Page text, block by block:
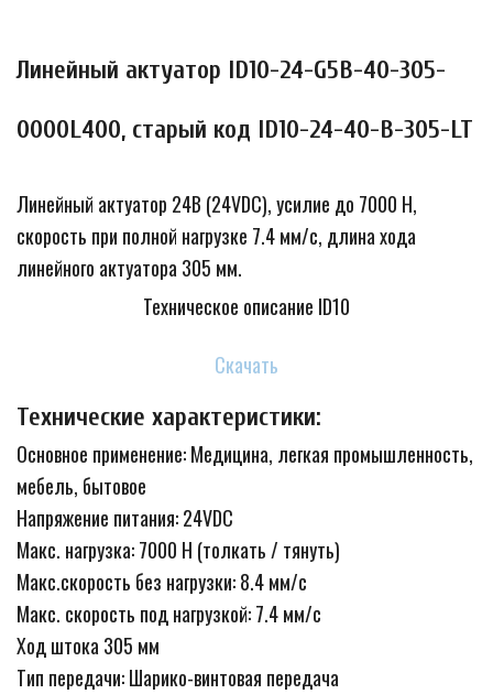
Линейный актуатор ID10-24-G5B-40-305-
0000L400, старый код ID10-24-40-B-305-LT
Линейный актуатор 24В (24VDC), усилие до 7000 Н,
скорость при полной нагрузке 7.4 мм/с, длина хода
линейного актуатора 305 мм.
Техническое описание ID10
Скачать
Технические характеристики:
Основное применение: Медицина, легкая промышленность,
мебель, бытовое
Напряжение питания: 24VDC
Макс. нагрузка: 7000 Н (толкать / тянуть)
Макс.скорость без нагрузки: 8.4 мм/с
Макс. скорость под нагрузкой: 7.4 мм/с
Ход штока 305 мм
Тип передачи: Шарико-винтовая передача